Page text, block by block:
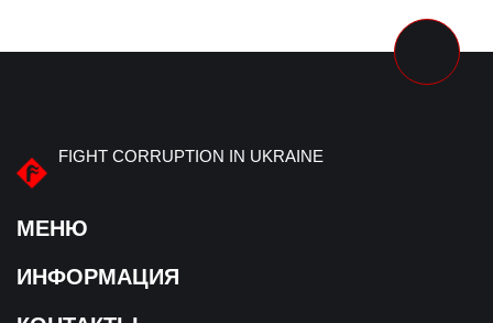
FIGHT CORRUPTION IN UKRAINE
МЕНЮ
О нас
Хронология преступления
ИНФОРМАЦИЯ